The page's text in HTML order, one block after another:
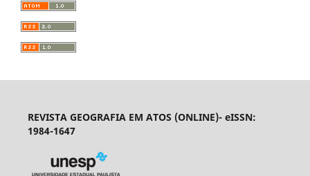
REVISTA GEOGRAFIA EM ATOS (ONLINE)- eISSN:
1984-1647